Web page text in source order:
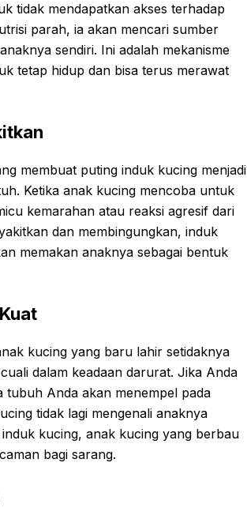
tidak mendapatkan akses terhadap
parah, ia akan mencari sumber
sendiri. Ini adalah mekanisme
tetap hidup dan bisa terus merawat
membuat puting induk kucing menjadi
Ketika anak kucing mencoba untuk
kemarahan atau reaksi agresif dari
dan membingungkan, induk
memakan anaknya sebagai bentuk
kucing yang baru lahir setidaknya
dalam keadaan darurat. Jika Anda
Anda akan menempel pada
tidak lagi mengenali anaknya
kucing, anak kucing yang berbau
bagi sarang.